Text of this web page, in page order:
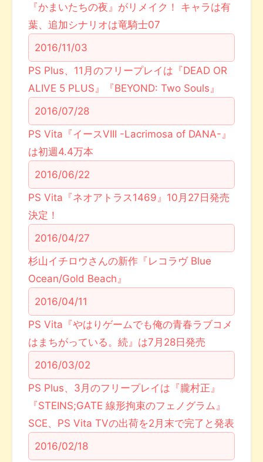
『かまいたちの夜』がリメイク！ キャラは有
葉、追加シナリオは竜騎士07
2016/11/03
PS Plus、11月のフリープレイは『DEAD OR
ALIVE 5 PLUS』『BEYOND: Two Souls』
2016/07/28
PS Vita『イースVIII -Lacrimosa of DANA-』
は初週4.4万本
2016/06/22
PS Vita『ネオアトラス1469』10月27日発売
決定！
2016/04/27
杉山イチロウさんの新作『レコラヴ Blue
Ocean/Gold Beach』
2016/04/11
PS Vita『やはりゲームでも俺の青春ラブコメ
はまちがっている。続』は7月28日発売
2016/03/02
PS Plus、3月のフリープレイは『朧村正』
『STEINS;GATE 線形拘束のフェノグラム』
SCE、PS Vita TVの出荷を2月末で完了と発表
2016/02/18